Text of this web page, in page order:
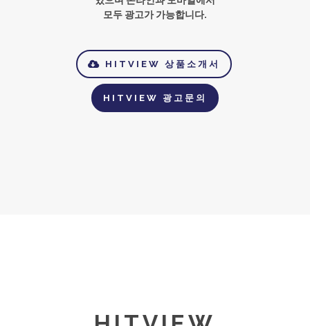
모두 광고가 가능합니다.
HITVIEW 상품소개서
HITVIEW 광고문의